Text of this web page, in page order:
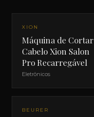
XION
Máquina de Cortar
Cabelo Xion Salon
Pro Recarregável
Eletrônicos
BEURER